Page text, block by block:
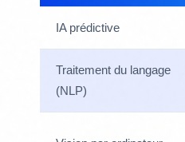
IA prédictive
Traitement du langage
(NLP)